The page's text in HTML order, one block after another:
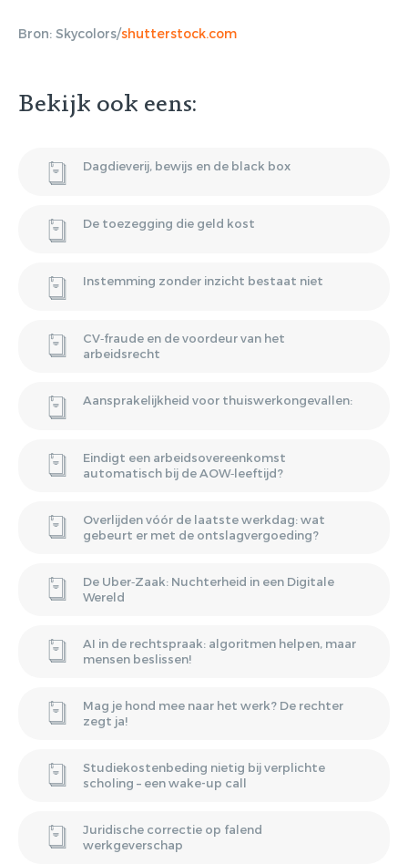
Bron: Skycolors/shutterstock.com
Bekijk ook eens:
Dagdieverij, bewijs en de black box
De toezegging die geld kost
Instemming zonder inzicht bestaat niet
CV‑fraude en de voordeur van het
arbeidsrecht
Aansprakelijkheid voor thuiswerkongevallen:
Eindigt een arbeidsovereenkomst
automatisch bij de AOW‑leeftijd?
Overlijden vóór de laatste werkdag: wat
gebeurt er met de ontslagvergoeding?
De Uber‑Zaak: Nuchterheid in een Digitale
Wereld
AI in de rechtspraak: algoritmen helpen, maar
mensen beslissen!
Mag je hond mee naar het werk? De rechter
zegt ja!
Studiekostenbeding nietig bij verplichte
scholing – een wake-up call
Juridische correctie op falend
werkgeverschap
magazine
consectetur adipiscing elit. Nulla in